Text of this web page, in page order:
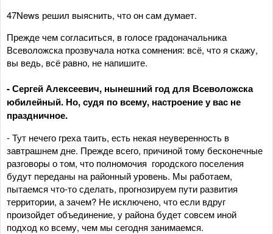
47News решил выяснить, что он сам думает.
Прежде чем согласиться, в голосе градоначальника
Всеволожска прозвучала нотка сомнения: всё, что я скажу,
вы ведь, всё равно, не напишите.
- Сергей Алексеевич, нынешний год для Всеволожска
юбилейный. Но, судя по всему, настроение у вас не
праздничное.
- Тут нечего греха таить, есть некая неуверенность в
завтрашнем дне. Прежде всего, причиной тому бесконечные
разговоры о том, что полномочия городского поселения
будут переданы на районный уровень. Мы работаем,
пытаемся что-то сделать, прогнозируем пути развития
территории, а зачем? Не исключено, что если вдруг
произойдет объединение, у района будет совсем иной
подход ко всему, чем мы сегодня занимаемся.